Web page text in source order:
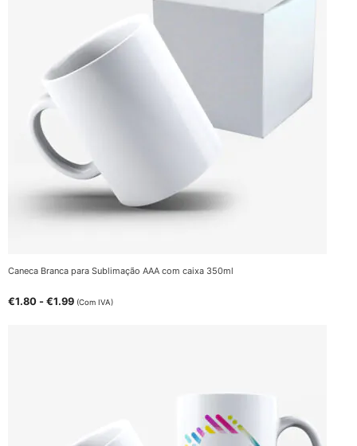
Caneca Branca para Sublimação AAA com caixa 350ml
€1.80 - €1.99 (Com IVA)